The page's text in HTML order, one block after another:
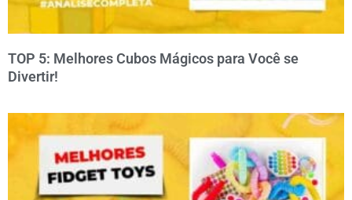
TOP 5: Melhores Cubos Mágicos para Você se
Divertir!